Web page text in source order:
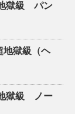
獄級 パン
地獄級（ヘ
獄級 ノー